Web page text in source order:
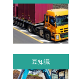
豆知識